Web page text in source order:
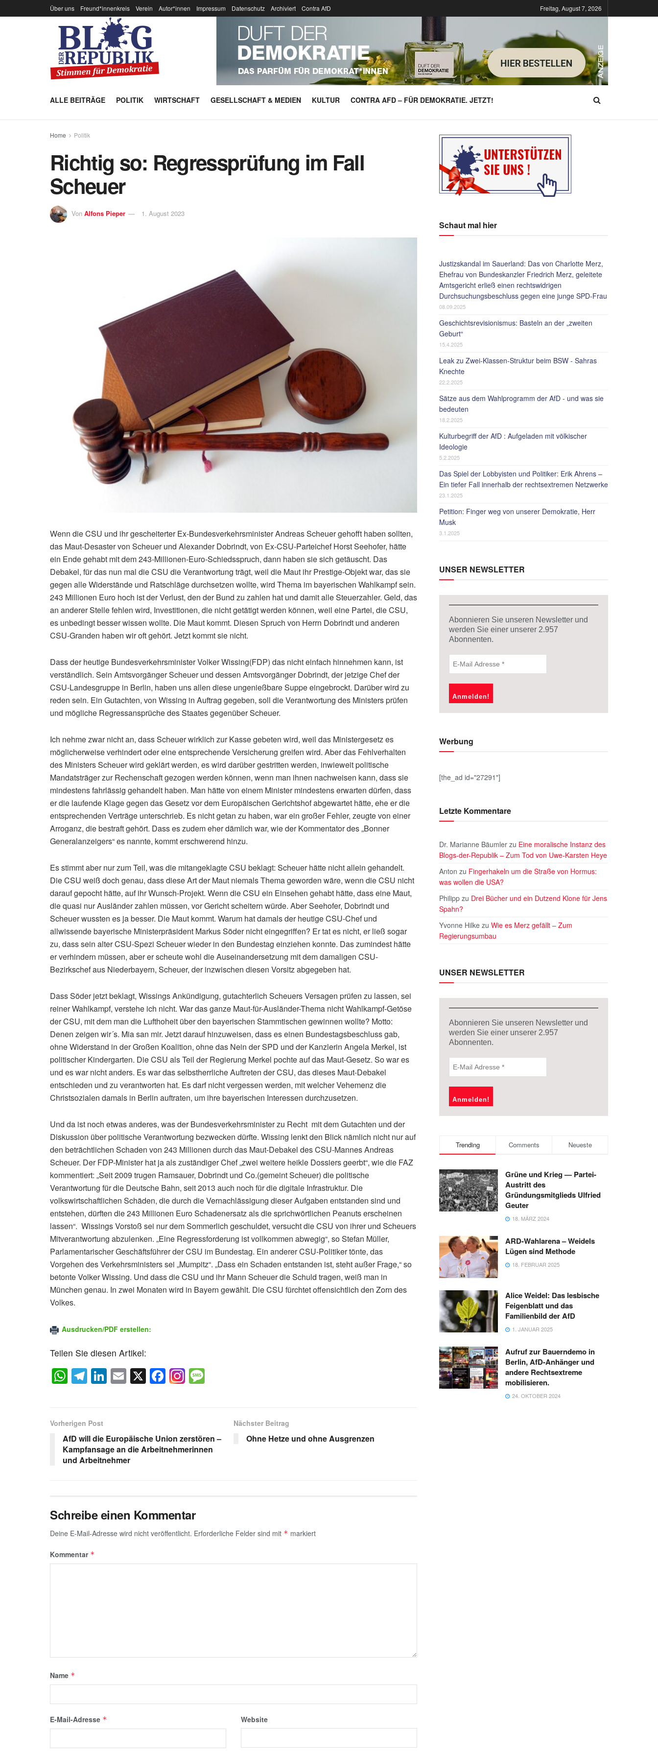
Über uns Freund*innenkreis Verein Autor*innen Impressum Datenschutz Archiviert Contra AfD Freitag, August 7, 2026
ALLE BEITRÄGE POLITIK WIRTSCHAFT GESELLSCHAFT & MEDIEN KULTUR CONTRA AFD – FÜR DEMOKRATIE. JETZT!
Home Politik
Richtig so: Regressprüfung im Fall
Scheuer
Von Alfons Pieper 1. August 2023
Wenn die CSU und ihr gescheiterter Ex-Bundesverkehrsminister Andreas Scheuer gehofft haben sollten,
das Maut-Desaster von Scheuer und Alexander Dobrindt, von Ex-CSU-Parteichef Horst Seehofer, hätte
ein Ende gehabt mit dem 243-Millionen-Euro-Schiedsspruch, dann haben sie sich getäuscht. Das
Debakel, für das nun mal die CSU die Verantwortung trägt, weil die Maut ihr Prestige-Objekt war, das sie
gegen alle Widerstände und Ratschläge durchsetzen wollte, wird Thema im bayerischen Wahlkampf sein.
243 Millionen Euro hoch ist der Verlust, den der Bund zu zahlen hat und damit alle Steuerzahler. Geld, das
an anderer Stelle fehlen wird, Investitionen, die nicht getätigt werden können, weil eine Partei, die CSU,
es unbedingt besser wissen wollte. Die Maut kommt. Diesen Spruch von Herrn Dobrindt und anderen
CSU-Granden haben wir oft gehört. Jetzt kommt sie nicht.
Dass der heutige Bundesverkehrsminister Volker Wissing(FDP) das nicht einfach hinnehmen kann, ist
verständlich. Sein Amtsvorgänger Scheuer und dessen Amtsvorgänger Dobrindt, der jetzige Chef der
CSU-Landesgruppe in Berlin, haben uns allen diese ungenießbare Suppe eingebrockt. Darüber wird zu
reden sein. Ein Gutachten, von Wissing in Auftrag gegeben, soll die Verantwortung des Ministers prüfen
und mögliche Regressansprüche des Staates gegenüber Scheuer.
Ich nehme zwar nicht an, dass Scheuer wirklich zur Kasse gebeten wird, weil das Ministergesetz es
möglicherweise verhindert oder eine entsprechende Versicherung greifen wird. Aber das Fehlverhalten
des Ministers Scheuer wird geklärt werden, es wird darüber gestritten werden, inwieweit politische
Mandatsträger zur Rechenschaft gezogen werden können, wenn man ihnen nachweisen kann, dass sie
mindestens fahrlässig gehandelt haben. Man hätte von einem Minister mindestens erwarten dürfen, dass
er die laufende Klage gegen das Gesetz vor dem Europäischen Gerichtshof abgewartet hätte, ehe er die
entsprechenden Verträge unterschrieb. Es nicht getan zu haben, war ein großer Fehler, zeugte von einer
Arroganz, die bestraft gehört. Dass es zudem eher dämlich war, wie der Kommentator des „Bonner
Generalanzeigers“ es nannte, kommt erschwerend hinzu.
Es stimmt aber nur zum Teil, was die mitangeklagte CSU beklagt: Scheuer hätte nicht allein gehandelt.
Die CSU weiß doch genau, dass diese Art der Maut niemals Thema geworden wäre, wenn die CSU nicht
darauf gepocht hätte, auf ihr Wunsch-Projekt. Wenn die CSU ein Einsehen gehabt hätte, dass eine Maut,
die quasi nur Ausländer zahlen müssen, vor Gericht scheitern würde. Aber Seehofer, Dobrindt und
Scheuer wussten es ja besser. Die Maut kommt. Warum hat damals der heutige CSU-Chef und
allwissende bayerische Ministerpräsident Markus Söder nicht eingegriffen? Er tat es nicht, er ließ sogar
zu, dass sein alter CSU-Spezi Scheuer wieder in den Bundestag einziehen konnte. Das zumindest hätte
er verhindern müssen, aber er scheute wohl die Auseinandersetzung mit dem damaligen CSU-
Bezirkschef aus Niederbayern, Scheuer, der inzwischen diesen Vorsitz abgegeben hat.
Dass Söder jetzt beklagt, Wissings Ankündigung, gutachterlich Scheuers Versagen prüfen zu lassen, sei
reiner Wahlkampf, verstehe ich nicht. War das ganze Maut-für-Ausländer-Thema nicht Wahlkampf-Getöse
der CSU, mit dem man die Lufthoheit über den bayerischen Stammtischen gewinnen wollte? Motto:
Denen zeigen wir´s. Mia san mir. Jetzt darauf hinzuweisen, dass es einen Bundestagsbeschluss gab,
ohne Widerstand in der Großen Koalition, ohne das Nein der SPD und der Kanzlerin Angela Merkel, ist
politischer Kindergarten. Die CSU als Teil der Regierung Merkel pochte auf das Maut-Gesetz. So war es
und es war nicht anders. Es war das selbstherrliche Auftreten der CSU, das dieses Maut-Debakel
entschieden und zu verantworten hat. Es darf nicht vergessen werden, mit welcher Vehemenz die
Christsozialen damals in Berlin auftraten, um ihre bayerischen Interessen durchzusetzen.
Und da ist noch etwas anderes, was der Bundesverkehrsminister zu Recht mit dem Gutachten und der
Diskussion über politische Verantwortung bezwecken dürfte. Wissing lenkt den Blick nämlich nicht nur auf
den beträchtlichen Schaden von 243 Millionen durch das Maut-Debakel des CSU-Mannes Andreas
Scheuer. Der FDP-Minister hat ja als zuständiger Chef „zwei weitere heikle Dossiers geerbt“, wie die FAZ
kommentiert: „Seit 2009 trugen Ramsauer, Dobrindt und Co.(gemeint Scheuer) die politische
Verantwortung für die Deutsche Bahn, seit 2013 auch noch für die digitale Infrastruktur. Die
volkswirtschaftlichen Schäden, die durch die Vernachlässigung dieser Aufgaben entstanden sind und
entstehen, dürften die 243 Millionen Euro Schadenersatz als die sprichwörtlichen Peanuts erscheinen
lassen“. Wissings Vorstoß sei nur dem Sommerlich geschuldet, versucht die CSU von ihrer und Scheuers
Mitverantwortung abzulenken. „Eine Regressforderung ist vollkommen abwegig“, so Stefan Müller,
Parlamentarischer Geschäftsführer der CSU im Bundestag. Ein anderer CSU-Politiker tönte, das
Vorgehen des Verkehrsministers sei „Mumpitz“. „Dass ein Schaden entstanden ist, steht außer Frage,“ so
betonte Volker Wissing. Und dass die CSU und ihr Mann Scheuer die Schuld tragen, weiß man in
München genau. In zwei Monaten wird in Bayern gewählt. Die CSU fürchtet offensichtlich den Zorn des
Volkes.
Ausdrucken/PDF erstellen:
Teilen Sie diesen Artikel:
W
s
A
p
p
T
gr
a
m
Li
dI
n
E X F
b
o
g
e
Vorherigen Post
AfD will die Europäische Union zerstören –
Kampfansage an die Arbeitnehmerinnen
und Arbeitnehmer
Nächster Beitrag
Ohne Hetze und ohne Ausgrenzen
Schreibe einen Kommentar
Deine E-Mail-Adresse wird nicht veröffentlicht. Erforderliche Felder sind mit * markiert
Kommentar *
Name *
E-Mail-Adresse * Website
Schaut mal hier
Justizskandal im Sauerland: Das von Charlotte Merz,
Ehefrau von Bundeskanzler Friedrich Merz, geleitete
Amtsgericht erließ einen rechtswidrigen
Durchsuchungsbeschluss gegen eine junge SPD-Frau
08.09.2025
Geschichtsrevisionismus: Basteln an der „zweiten
Geburt“
15.4.2025
Leak zu Zwei-Klassen-Struktur beim BSW - Sahras
Knechte
22.2.2025
Sätze aus dem Wahlprogramm der AfD - und was sie
bedeuten
18.2.2025
Kulturbegriff der AfD : Aufgeladen mit völkischer
Ideologie
5.2.2025
Das Spiel der Lobbyisten und Politiker: Erik Ahrens –
Ein tiefer Fall innerhalb der rechtsextremen Netzwerke
23.1.2025
Petition: Finger weg von unserer Demokratie, Herr
Musk
3.1.2025
UNSER NEWSLETTER
Abonnieren Sie unseren Newsletter und
werden Sie einer unserer 2.957
Abonnenten.
Werbung
[the_ad id="27291"]
Letzte Kommentare
Dr. Marianne Bäumler zu Eine moralische Instanz des
Blogs-der-Republik – Zum Tod von Uwe-Karsten Heye
Anton zu Fingerhakeln um die Straße von Hormus:
was wollen die USA?
Philipp zu Drei Bücher und ein Dutzend Klone für Jens
Spahn?
Yvonne Hilke zu Wie es Merz gefällt – Zum
Regierungsumbau
UNSER NEWSLETTER
Abonnieren Sie unseren Newsletter und
werden Sie einer unserer 2.957
Abonnenten.
Trending Comments Neueste
Grüne und Krieg — Partei-
Austritt des
Gründungsmitglieds Ulfried
Geuter
18. MÄRZ 2024
ARD-Wahlarena – Weidels
Lügen sind Methode
18. FEBRUAR 2025
Alice Weidel: Das lesbische
Feigenblatt und das
Familienbild der AfD
1. JANUAR 2025
Aufruf zur Bauerndemo in
Berlin, AfD-Anhänger und
andere Rechtsextreme
mobilisieren.
24. OKTOBER 2024